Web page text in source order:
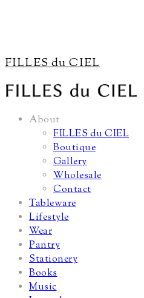
FILLES du CIEL
About
FILLES du CIEL
Boutique
Gallery
Wholesale
Contact
Tableware
Lifestyle
Wear
Pantry
Stationery
Books
Music